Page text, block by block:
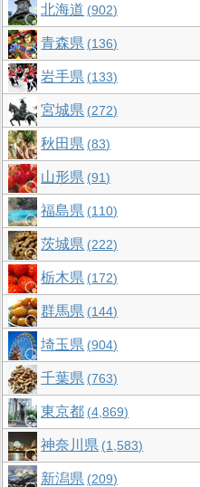
北海道 902
青森県 136
岩手県 133
宮城県 272
秋田県 83
山形県 91
福島県 110
茨城県 222
栃木県 172
群馬県 144
埼玉県 904
千葉県 763
東京都 4,869
神奈川県 1,583
新潟県 209